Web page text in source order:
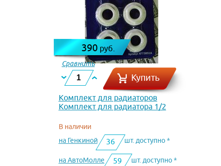
390 руб.
Сравнить
Купить
Комплект для радиаторов
Комплект для радиатора 1/2
В наличии
на Генкиной
36 шт. доступно *
на АвтоМолле 59 шт. доступно *